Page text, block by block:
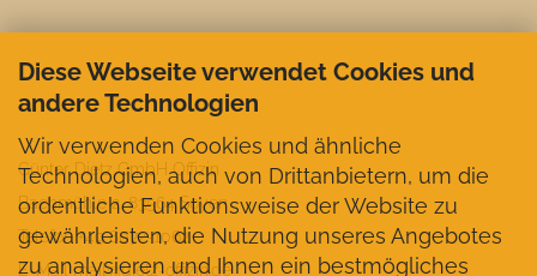
Diese Webseite verwendet Cookies und
andere Technologien
Wir verwenden Cookies und ähnliche
Technologien, auch von Drittanbietern, um die
ordentliche Funktionsweise der Website zu
gewährleisten, die Nutzung unseres Angebotes
zu analysieren und Ihnen ein bestmögliches
Günter Dietz GmbH Offizin
Bachmühle 2, 83564 Soyen
Telefon +49 8072-1062
E-Mail mail@dietz-offizin.de